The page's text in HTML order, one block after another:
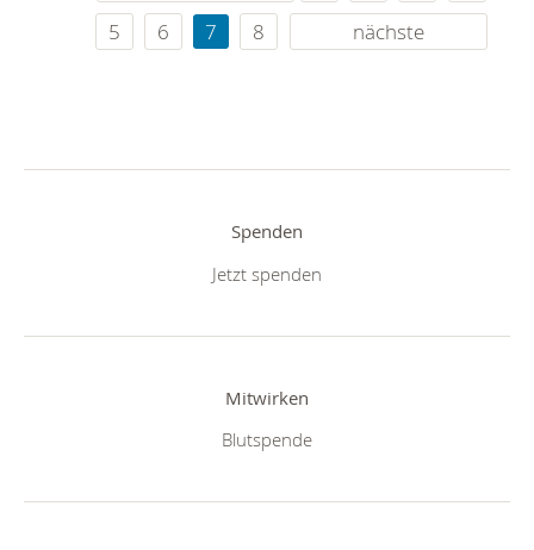
5
6 7 8 nächste
Spenden
Jetzt spenden
Mitwirken
Blutspende